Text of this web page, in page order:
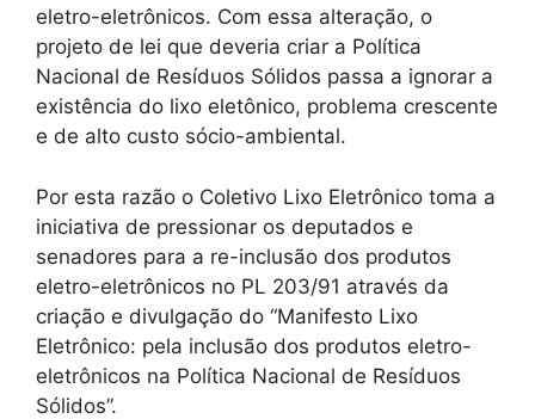
eletro-eletrônicos. Com essa alteração, o
projeto de lei que deveria criar a Política
Nacional de Resíduos Sólidos passa a ignorar a
existência do lixo eletônico, problema crescente
e de alto custo sócio-ambiental.
Por esta razão o Coletivo Lixo Eletrônico toma a
iniciativa de pressionar os deputados e
senadores para a re-inclusão dos produtos
eletro-eletrônicos no PL 203/91 através da
criação e divulgação do “Manifesto Lixo
Eletrônico: pela inclusão dos produtos eletro-
eletrônicos na Política Nacional de Resíduos
Sólidos”.